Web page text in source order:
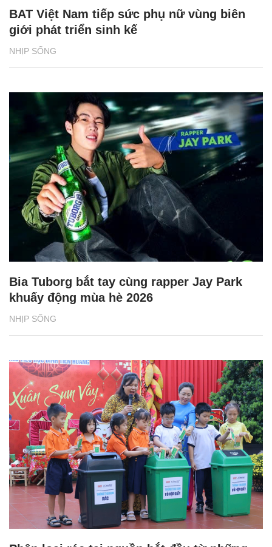
NHỊP SỐNG
BAT Việt Nam tiếp sức phụ nữ vùng biên
giới phát triển sinh kế
NHỊP SỐNG
Bia Tuborg bắt tay cùng rapper Jay Park
khuấy động mùa hè 2026